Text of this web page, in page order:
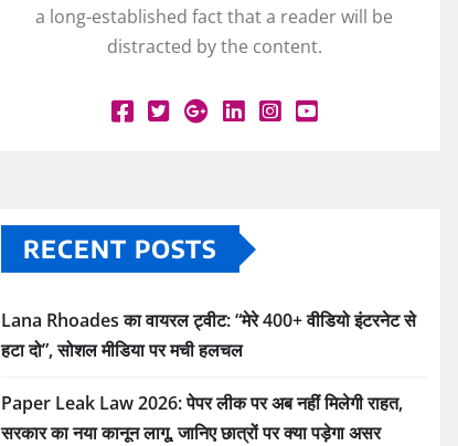
a long-established fact that a reader will be
distracted by the content.
RECENT POSTS
Lana Rhoades का वायरल ट्वीट: “मेरे 400+ वीडियो इंटरनेट से
हटा दो”, सोशल मीडिया पर मची हलचल
Paper Leak Law 2026: पेपर लीक पर अब नहीं मिलेगी राहत,
सरकार का नया कानून लागू, जानिए छात्रों पर क्या पड़ेगा असर